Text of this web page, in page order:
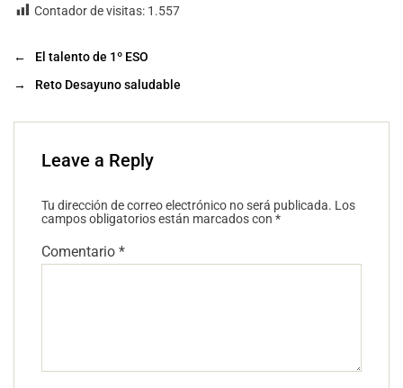
Contador de visitas: 1.557
←
El talento de 1º ESO
→
Reto Desayuno saludable
Leave a Reply
Tu dirección de correo electrónico no será publicada. Los
campos obligatorios están marcados con *
Comentario *